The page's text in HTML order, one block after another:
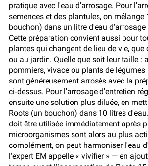
pratique avec l'eau d'arrosage. Pour
semences et des plantules, on mélange
bouchon) dans un litre d'eau d'arrosage
Cette préparation convient aussi pour
plantes qui changent de lieu de vie, que
ou au jardin. Quelle que soit leur taille :
pommiers, vivace ou plants de
sont généreusement arrosés avec la
ci‑dessus. Pour l'arrosage d'entretien
ensuite une solution plus diluée, en
Roots (un bouchon) dans 10 litres
doit être utilisée immédiatement après
microorganismes sont alors au plus
complément, on peut harmoniser l'eau
l'expert EM appelle « vivifier » — en